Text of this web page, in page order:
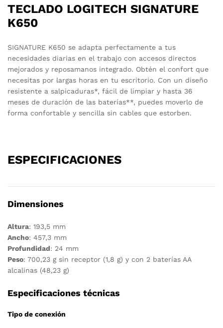
TECLADO LOGITECH SIGNATURE
K650
SIGNATURE K650 se adapta perfectamente a tus
necesidades diarias en el trabajo con accesos directos
mejorados y reposamanos integrado. Obtén el confort que
necesitas por largas horas en tu escritorio. Con un diseño
resistente a salpicaduras*, fácil de limpiar y hasta 36
meses de duración de las baterías**, puedes moverlo de
forma confortable y sencilla sin cables que estorben.
ESPECIFICACIONES
Dimensiones
Altura: 193,5 mm
Ancho: 457,3 mm
Profundidad: 24 mm
Peso: 700,23 g sin receptor (1,8 g) y con 2 baterías AA
alcalinas (48,23 g)
Especificaciones técnicas
Tipo de conexión